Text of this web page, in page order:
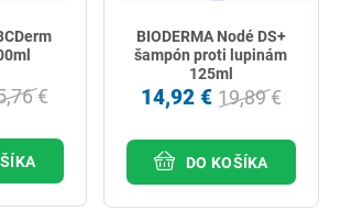
€
BIODERMA Nodé DS+
šampón proti lupinám
125ml
14,92 € 19,89 €
DO KOŠÍKA